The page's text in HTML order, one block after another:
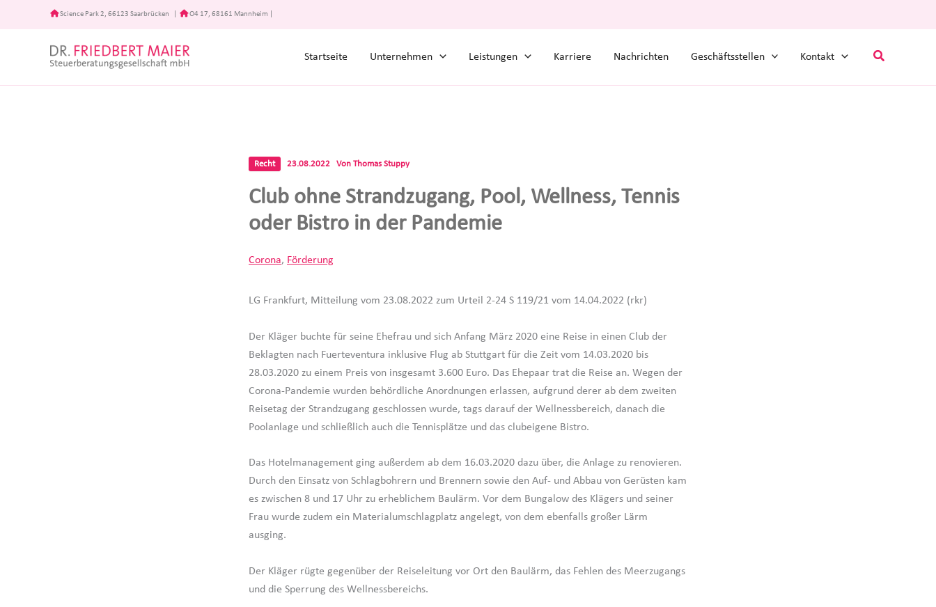
Science Park 2, 66123 Saarbrücken O4 17, 68161 Mannheim
Startseite Unternehmen Leistungen Karriere Nachrichten Geschäftsstellen Kontakt Suchen
Recht 23.08.2022 Von Thomas Stuppy
Club ohne Strandzugang, Pool, Wellness, Tennis
oder Bistro in der Pandemie
Corona, Förderung
LG Frankfurt, Mitteilung vom 23.08.2022 zum Urteil 2-24 S 119/21 vom 14.04.2022 (rkr)
Der Kläger buchte für seine Ehefrau und sich Anfang März 2020 eine Reise in einen Club der
Beklagten nach Fuerteventura inklusive Flug ab Stuttgart für die Zeit vom 14.03.2020 bis
28.03.2020 zu einem Preis von insgesamt 3.600 Euro. Das Ehepaar trat die Reise an. Wegen der
Corona-Pandemie wurden behördliche Anordnungen erlassen, aufgrund derer ab dem zweiten
Reisetag der Strandzugang geschlossen wurde, tags darauf der Wellnessbereich, danach die
Poolanlage und schließlich auch die Tennisplätze und das clubeigene Bistro.
Das Hotelmanagement ging außerdem ab dem 16.03.2020 dazu über, die Anlage zu renovieren.
Durch den Einsatz von Schlagbohrern und Brennern sowie den Auf- und Abbau von Gerüsten kam
es zwischen 8 und 17 Uhr zu erheblichem Baulärm. Vor dem Bungalow des Klägers und seiner
Frau wurde zudem ein Materialumschlagplatz angelegt, von dem ebenfalls großer Lärm
ausging.
Der Kläger rügte gegenüber der Reiseleitung vor Ort den Baulärm, das Fehlen des Meerzugangs
und die Sperrung des Wellnessbereichs.